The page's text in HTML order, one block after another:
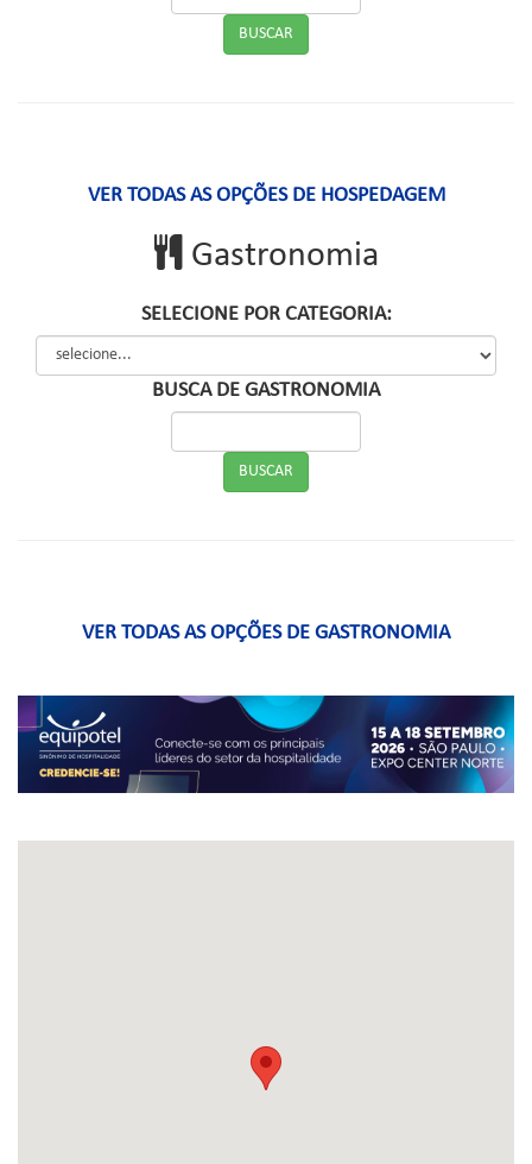
VER TODAS AS OPÇÕES DE HOSPEDAGEM
Gastronomia
SELECIONE POR CATEGORIA:
BUSCA DE GASTRONOMIA
VER TODAS AS OPÇÕES DE GASTRONOMIA